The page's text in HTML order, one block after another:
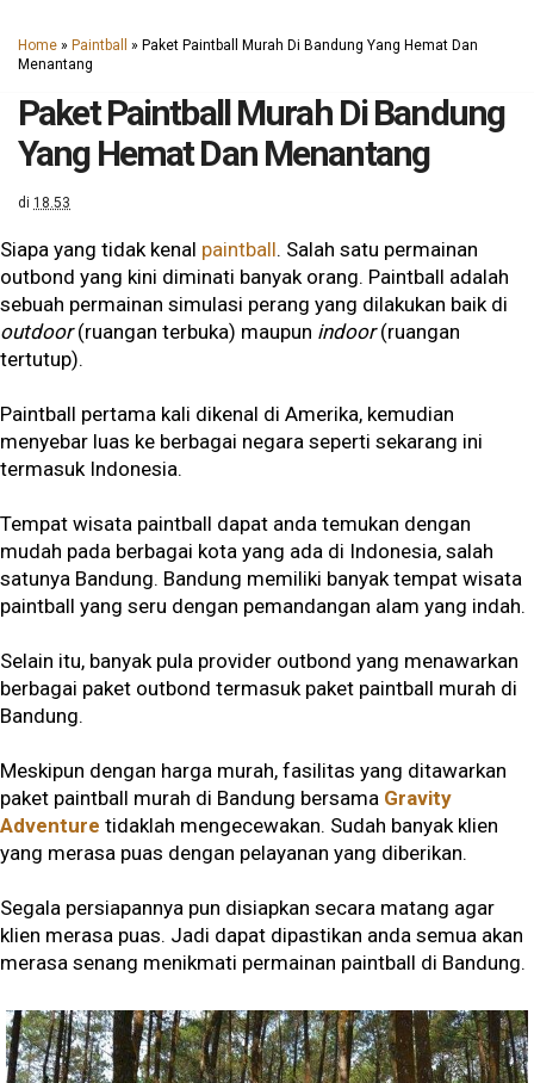
Home » Paintball » Paket Paintball Murah Di Bandung Yang Hemat Dan
Menantang
Paket Paintball Murah Di Bandung
Yang Hemat Dan Menantang
di 18.53
Siapa yang tidak kenal paintball. Salah satu permainan
outbond yang kini diminati banyak orang. Paintball adalah
sebuah permainan simulasi perang yang dilakukan baik di
outdoor(ruangan terbuka) maupun indoor(ruangan
tertutup).
Paintball pertama kali dikenal di Amerika, kemudian
menyebar luas ke berbagai negara seperti sekarang ini
termasuk Indonesia.
Tempat wisata paintball dapat anda temukan dengan
mudah pada berbagai kota yang ada di Indonesia, salah
satunya Bandung. Bandung memiliki banyak tempat wisata
paintball yang seru dengan pemandangan alam yang indah.
Selain itu, banyak pula provider outbond yang menawarkan
berbagai paket outbond termasuk paket paintball murah di
Bandung.
Meskipun dengan harga murah, fasilitas yang ditawarkan
paket paintball murah di Bandung bersama Gravity
Adventure tidaklah mengecewakan. Sudah banyak klien
yang merasa puas dengan pelayanan yang diberikan.
Segala persiapannya pun disiapkan secara matang agar
klien merasa puas. Jadi dapat dipastikan anda semua akan
merasa senang menikmati permainan paintball di Bandung.